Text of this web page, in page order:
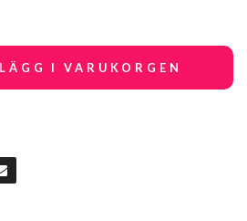
LÄGG I VARUKORGEN